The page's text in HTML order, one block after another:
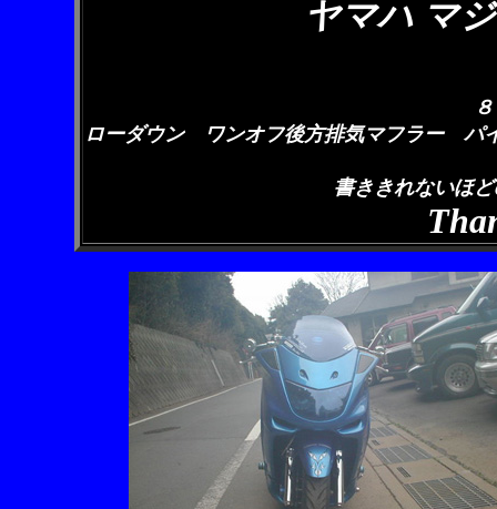
ヤマハ マ
ローダウン ワンオフ後方排気マフラー
書ききれないほ